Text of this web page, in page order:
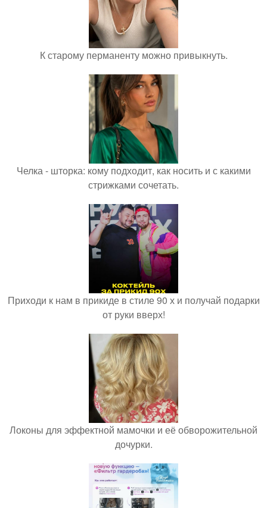
К старому перманенту можно привыкнуть.
Челка - шторка: кому подходит, как носить и с какими
стрижками сочетать.
Приходи к нам в прикиде в стиле 90 х и получай подарки
от руки вверх!
Локоны для эффектной мамочки и её обворожительной
дочурки.